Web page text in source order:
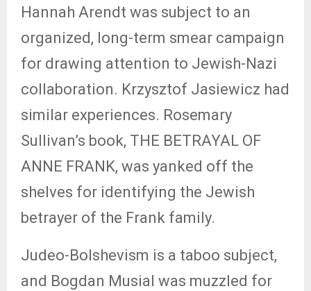
Hannah Arendt was subject to an
organized, long-term smear campaign
for drawing attention to Jewish-Nazi
collaboration. Krzysztof Jasiewicz had
similar experiences. Rosemary
Sullivan’s book, THE BETRAYAL OF
ANNE FRANK, was yanked off the
shelves for identifying the Jewish
betrayer of the Frank family.
Judeo-Bolshevism is a taboo subject,
and Bogdan Musial was muzzled for